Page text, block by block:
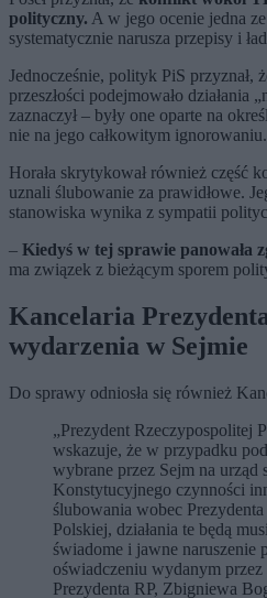
polityczny. A w jego ocenie jedna
systematycznie narusza przepisy i
Jednocześnie, polityk PiS przyznał,
przeszłości podejmowało działania
zaznaczył – były one oparte na
nie na jego całkowitym ignorowaniu.
Horała skrytykował również część
uznali ślubowanie za prawidłowe.
stanowiska wynika z sympatii
– Kiedyś w tej sprawie panowała
ma związek z bieżącym sporem
Kancelaria
wydarzenia w Sejmie
Do sprawy odniosła się również
„Prezydent Rzeczypospolitej
wskazuje, że w przypadku
wybrane przez Sejm na urząd
Konstytucyjnego czynności
ślubowania wobec
Polskiej, działania te będą
świadome i jawne naruszenie
oświadczeniu wydanym
Prezydenta RP, Zbigniewa